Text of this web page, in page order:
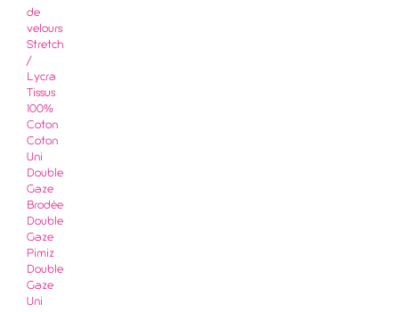
de
velours
Stretch
/
Lycra
Tissus
100%
Coton
Coton
Uni
Double
Gaze
Brodée
Double
Gaze
Pimiz
Double
Gaze
Uni